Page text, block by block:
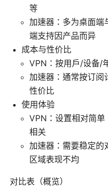
等
加速器：多为桌面端
端支持因产品而异
成本与性价比
VPN：按用户/设备/
加速器：通常按订阅
性价比
使用体验
VPN：设置相对简
相关
加速器：需要稳定的
区域表现不均
对比表（概览）